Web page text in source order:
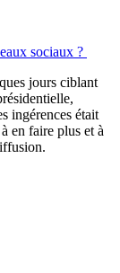
sociaux ?
jours ciblant
ingérences était
en faire plus et à